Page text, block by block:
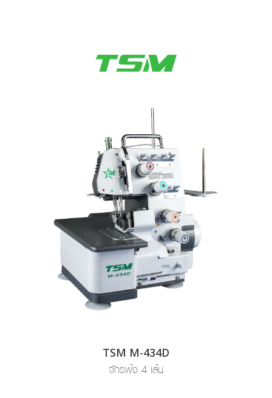
TSM M-434D
จักรพ้ง 4 เส้น